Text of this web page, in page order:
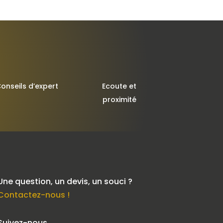
d’expert
Ecoute et
proximité
question, un devis, un souci ?
nous !